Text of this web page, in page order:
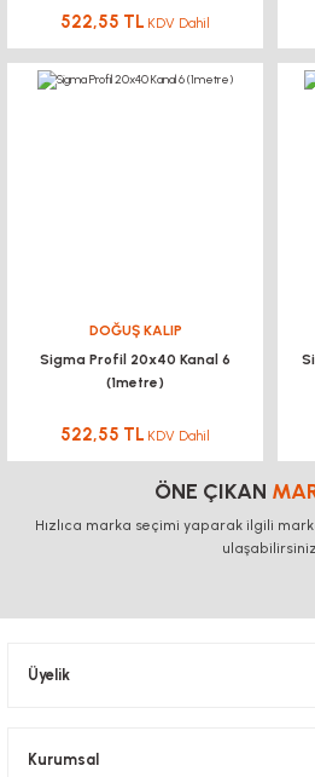
522,55 TL KDV Dahil
DOĞUŞ KALIP
Sigma Profil 20x40 Kanal 6
(1metre)
522,55 TL KDV Dahil
ÖNE ÇIKAN
Hızlıca marka seçimi yaparak ilgili
Üyelik
Kurumsal